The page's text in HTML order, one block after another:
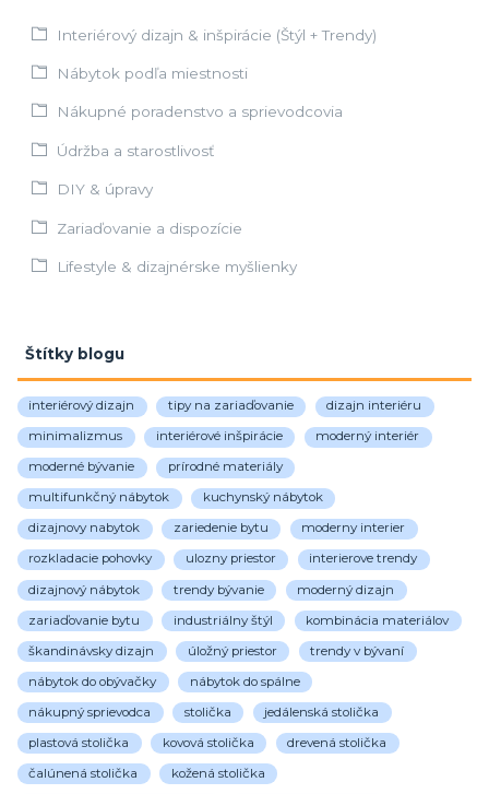
Interiérový dizajn & inšpirácie (Štýl + Trendy)
Nábytok podľa miestnosti
Nákupné poradenstvo a sprievodcovia
Údržba a starostlivosť
DIY & úpravy
Zariaďovanie a dispozície
Lifestyle & dizajnérske myšlienky
Štítky blogu
interiérový dizajn tipy na zariaďovanie dizajn interiéru
minimalizmus interiérové inšpirácie moderný interiér
moderné bývanie prírodné materiály
multifunkčný nábytok kuchynský nábytok
dizajnovy nabytok zariedenie bytu moderny interier
rozkladacie pohovky ulozny priestor interierove trendy
dizajnový nábytok trendy bývanie moderný dizajn
zariaďovanie bytu industriálny štýl kombinácia materiálov
škandinávsky dizajn úložný priestor trendy v bývaní
nábytok do obývačky nábytok do spálne
nákupný sprievodca stolička jedálenská stolička
plastová stolička kovová stolička drevená stolička
čalúnená stolička kožená stolička